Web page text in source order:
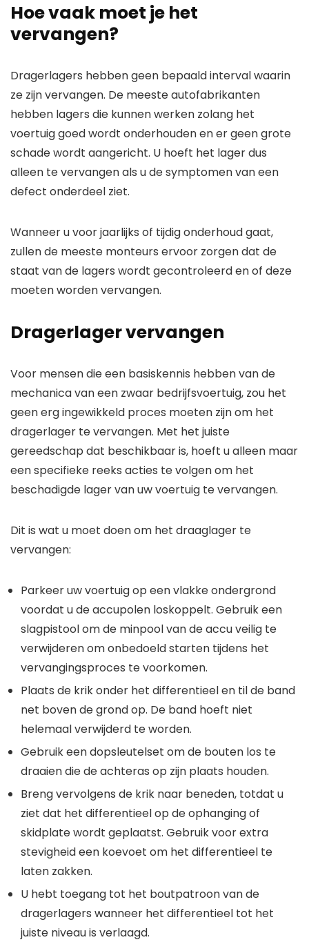
Hoe vaak moet je het
vervangen?
Dragerlagers hebben geen bepaald interval waarin
ze zijn vervangen. De meeste autofabrikanten
hebben lagers die kunnen werken zolang het
voertuig goed wordt onderhouden en er geen grote
schade wordt aangericht. U hoeft het lager dus
alleen te vervangen als u de symptomen van een
defect onderdeel ziet.
Wanneer u voor jaarlijks of tijdig onderhoud gaat,
zullen de meeste monteurs ervoor zorgen dat de
staat van de lagers wordt gecontroleerd en of deze
moeten worden vervangen.
Dragerlager vervangen
Voor mensen die een basiskennis hebben van de
mechanica van een zwaar bedrijfsvoertuig, zou het
geen erg ingewikkeld proces moeten zijn om het
dragerlager te vervangen. Met het juiste
gereedschap dat beschikbaar is, hoeft u alleen maar
een specifieke reeks acties te volgen om het
beschadigde lager van uw voertuig te vervangen.
Dit is wat u moet doen om het draaglager te
vervangen:
Parkeer uw voertuig op een vlakke ondergrond
voordat u de accupolen loskoppelt. Gebruik een
slagpistool om de minpool van de accu veilig te
verwijderen om onbedoeld starten tijdens het
vervangingsproces te voorkomen.
Plaats de krik onder het differentieel en til de band
net boven de grond op. De band hoeft niet
helemaal verwijderd te worden.
Gebruik een dopsleutelset om de bouten los te
draaien die de achteras op zijn plaats houden.
Breng vervolgens de krik naar beneden, totdat u
ziet dat het differentieel op de ophanging of
skidplate wordt geplaatst. Gebruik voor extra
stevigheid een koevoet om het differentieel te
laten zakken.
U hebt toegang tot het boutpatroon van de
dragerlagers wanneer het differentieel tot het
juiste niveau is verlaagd.